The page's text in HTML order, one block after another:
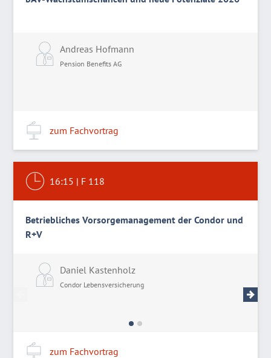
Andreas Hofmann
Pension Benefits AG
zum Fachvortrag
16:15 | F 118
Betriebliches Vorsorgemanagement der Condor und
R+V
Daniel Kastenholz
Condor Lebensversicherung
zum Fachvortrag